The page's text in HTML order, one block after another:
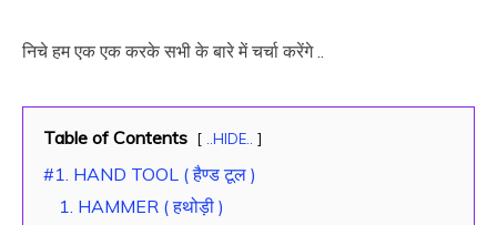
निचे हम एक एक करके सभी के बारे में चर्चा करेंगे ..
Table of Contents ..HIDE..
#1. HAND TOOL ( हैण्ड टूल )
1. HAMMER ( हथोड़ी )